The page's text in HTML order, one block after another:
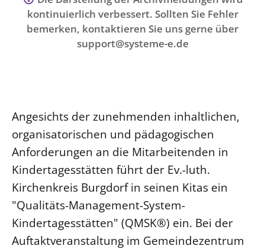
kontinuierlich verbessert. Sollten Sie Fehler
bemerken, kontaktieren Sie uns gerne über
support@systeme-e.de
Angesichts der zunehmenden inhaltlichen,
organisatorischen und pädagogischen
Anforderungen an die Mitarbeitenden in
Kindertagesstätten führt der Ev.-luth.
Kirchenkreis Burgdorf in seinen Kitas ein
"Qualitäts-Management-System-
Kindertagesstätten" (QMSK®) ein. Bei der
Auftaktveranstaltung im Gemeindezentrum
Kirche und Finanzen
Personalausschuss
Abteilungen des Landeskirchenamts
Rechnungsprüfungsamt
Fachstelle Sexualisierte Gewalt
Beschwerdestellen
Kirchenämter
Gleichstellung
Datenschutz
Evangelische Kirche
Lutherische Kirche
Glaubensbekenntnis
Religionen
Gegen Gewalt
KLIMASCHUTZ
Naturschutz
Gebäude
Impressum
Datenschutz
Service für Gemeinden
Suche